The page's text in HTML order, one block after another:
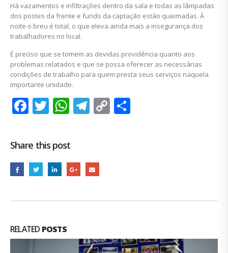
Há vazamentos e infiltrações dentro da sala e todas as lâmpadas
dos postes da frente e fundo da captação estão queimadas. À
noite o breu é total, o que eleva ainda mais a insegurança dos
trabalhadores no local.
É preciso que se tomem as devidas providência quanto aos
problemas relatados e que se possa oferecer as necessárias
condições de trabalho para quem presta seus serviços naquela
importante unidade.
Facebook
Twitter
WhatsApp
Telegram
Copy
Share this post
RELATED POSTS